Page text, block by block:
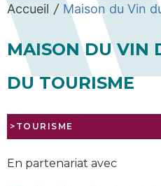
Accueil / Maison du Vin
MAISON DU VIN
DU TOURISME
>TOURISME
En partenariat avec